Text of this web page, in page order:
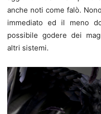
anche noti come falò.
immediato ed il meno
possibile godere dei
altri sistemi.